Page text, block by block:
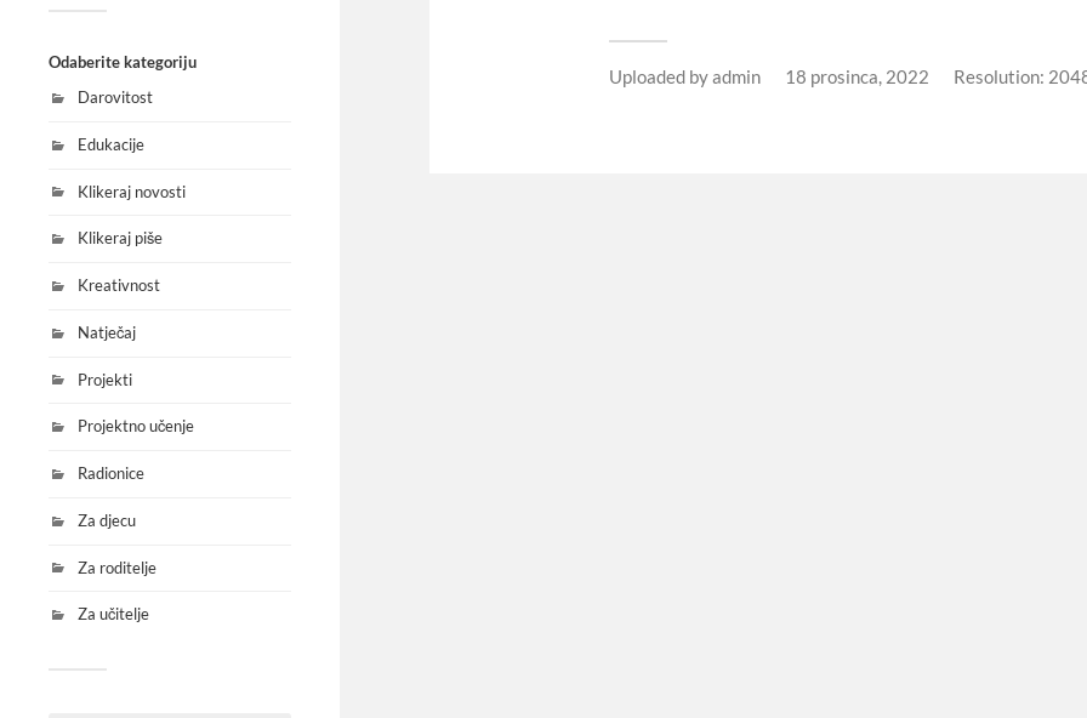
Odaberite kategoriju
Darovitost
Edukacije
Klikeraj novosti
Klikeraj piše
Kreativnost
Natječaj
Projekti
Projektno učenje
Radionice
Za djecu
Za roditelje
Za učitelje
Uploaded byadmin 18 prosinca, 2022 Resolution: